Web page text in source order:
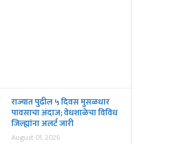
राज्यात पुढील ५ दिवस मुसळधार
पावसाचा अंदाज; वेधशाळेचा विविध
जिल्ह्यांना अलर्ट जारी
August 01, 2026